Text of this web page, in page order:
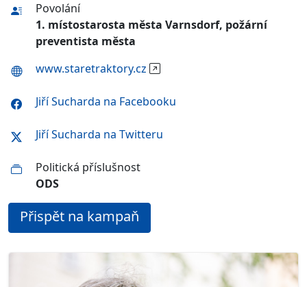
Povolání
1. místostarosta města Varnsdorf, požární
preventista města
www.staretraktory.cz
Jiří Sucharda na Facebooku
Jiří Sucharda na Twitteru
Politická příslušnost
ODS
Přispět na kampaň